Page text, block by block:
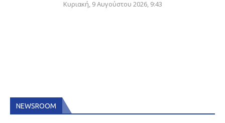
Κυριακή, 9 Αυγούστου 2026, 9:43
NEWSROOM